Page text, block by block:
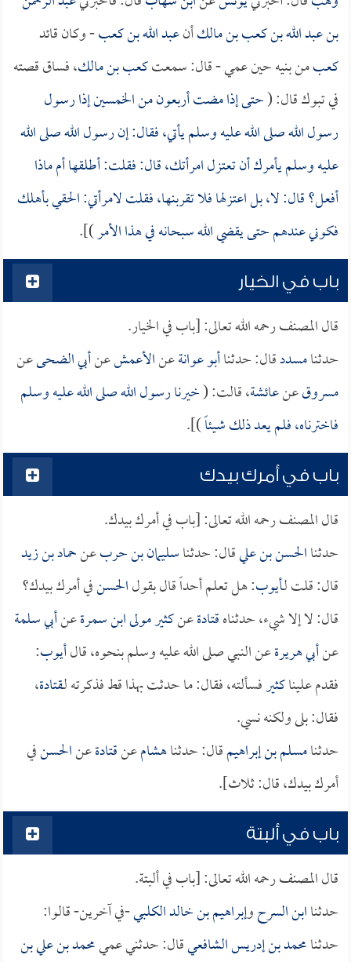
بن عبد الله بن كعب بن مالكأنعبد الله بن كعب- وكان قائد
كعبمن بنيه حين عمي - قال: سمعتكعب بن مالك، فساق قصته
في تبوك قال: (حتى إذا مضت أربعون من الخمسين إذا رسول
رسول الله صلى الله عليه وسلم يأتي، فقال: إن رسول الله صلى الله
عليه وسلم يأمرك أن تعتزل امرأتك، قال: فقلت: أطلقها أم ماذا
أفعل؟ قال: لا، بل اعتزلها فلا تقربنها، فقلت لامرأتي: الحقي بأهلك
فكوني عندهم حتى يقضي الله سبحانه في هذا الأمر)].
باب في الخيار
قال المصنف رحمه الله تعالى: [باب في الخيار.
حدثنامسددقال: حدثناأبو عوانةعنالأعمشعنأبي الضحىعن
مسروقعنعائشة، قالت: (خيرنا رسول الله صلى الله عليه وسلم
فاخترناه، فلم يعد ذلك شيئاً)].
باب في أمرك بيدك
قال المصنف رحمه الله تعالى: [باب في أمرك بيدك.
حدثناالحسن بن عليقال: حدثناسليمان بن حربعنحماد بن زيد
قال: قلت لـأيوب: هل تعلم أحداً قال بقولالحسنفي أمرك بيدك؟
قال: لا إلا شيء، حدثناهقتادةعنكثير مولى ابن سمرةعنأبي سلمة
عنأبي هريرةعن النبي صلى الله عليه وسلم بنحوه، قالأيوب:
فقدم عليناكثيرفسألته، فقال: ما حدثت بهذا قط فذكرته لـقتادة،
فقال: بلى ولكنه نسي.
حدثنامسلم بن إبراهيمقال: حدثناهشامعنقتادةعنالحسنفي
أمرك بيدك، قال: ثلاث].
باب في ألبتة
قال المصنف رحمه الله تعالى: [باب في ألبتة.
حدثناابن السرحوإبراهيم بن خالد الكلبي-في آخرين- قالوا:
حدثنامحمد بن إدريس الشافعيقال: حدثني عميمحمد بن علي بن